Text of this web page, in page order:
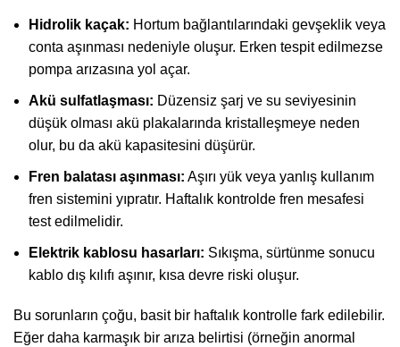
Hidrolik kaçak: Hortum bağlantılarındaki gevşeklik veya
conta aşınması nedeniyle oluşur. Erken tespit edilmezse
pompa arızasına yol açar.
Akü sulfatlaşması: Düzensiz şarj ve su seviyesinin
düşük olması akü plakalarında kristalleşmeye neden
olur, bu da akü kapasitesini düşürür.
Fren balatası aşınması: Aşırı yük veya yanlış kullanım
fren sistemini yıpratır. Haftalık kontrolde fren mesafesi
test edilmelidir.
Elektrik kablosu hasarları: Sıkışma, sürtünme sonucu
kablo dış kılıfı aşınır, kısa devre riski oluşur.
Bu sorunların çoğu, basit bir haftalık kontrolle fark edilebilir.
Eğer daha karmaşık bir arıza belirtisi (örneğin anormal